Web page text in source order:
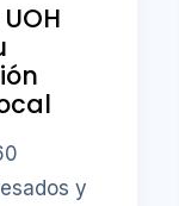
y